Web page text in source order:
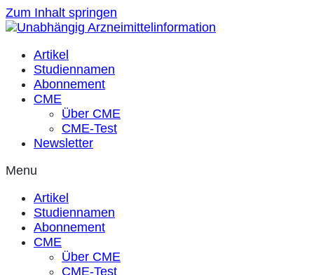
Zum Inhalt springen
Artikel
Studiennamen
Abonnement
CME
Über CME
CME-Test
Newsletter
Menu
Artikel
Studiennamen
Abonnement
CME
Über CME
CME-Test